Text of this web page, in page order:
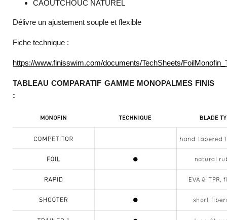
CAOUTCHOUC NATUREL
Délivre un ajustement souple et flexible
Fiche technique :
https://www.finisswim.com/documents/TechSheets/
TABLEAU COMPARATIF GAMME MONOPALMES FINIS
: